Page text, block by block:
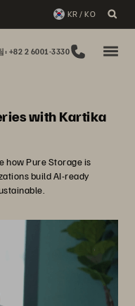
KR / KO
: +82 2 6001-3330
with Kartika
how Pure Storage is
build AI-ready